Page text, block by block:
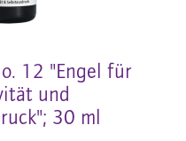
12 "Engel für
und
30 ml